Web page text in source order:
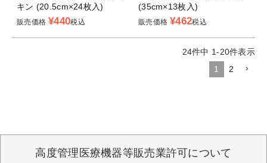
キン (20.5cm×24枚入)
販売価格 ¥440税込
(35cm×13枚入)
販売価格 ¥462税込
24件中 1-20件表示
1
2
高度管理医療機器等販売業許可について